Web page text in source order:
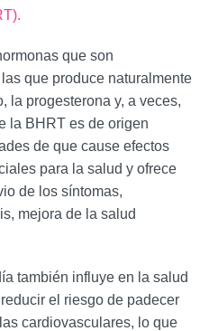
que son
que produce naturalmente
la progesterona y, a veces,
la BHRT es de origen
de que cause efectos
para la salud y ofrece
de los síntomas,
mejora de la salud
también influye en la salud
el riesgo de padecer
cardiovasculares, lo que